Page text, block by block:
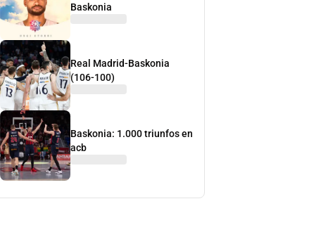
Baskonia
Real Madrid-Baskonia
(106-100)
Baskonia: 1.000 triunfos en
acb